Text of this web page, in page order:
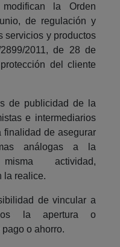
la Orden
de regulación y
servicios y productos
2011, de 28 de
del cliente
de publicidad de la
e intermediarios
finalidad de asegurar
análogas a la
actividad,
la realice.
de vincular a
la apertura o
o ahorro.